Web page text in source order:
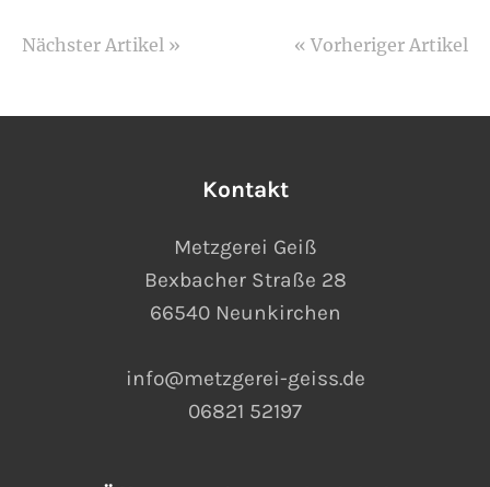
Nächster Artikel » « Vorheriger Artikel
Kontakt
Metzgerei Geiß
Bexbacher Straße 28
66540 Neunkirchen
info@metzgerei-geiss.de
06821 52197